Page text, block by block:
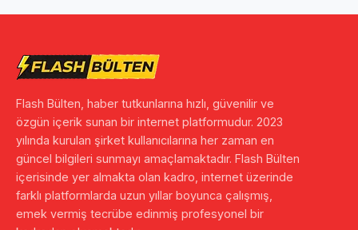
Flash Bülten, haber tutkunlarına hızlı, güvenilir ve
özgün içerik sunan bir internet platformudur. 2023
yılında kurulan şirket kullanıcılarına her zaman en
güncel bilgileri sunmayı amaçlamaktadır. Flash Bülten
içerisinde yer almakta olan kadro, internet üzerinde
farklı platformlarda uzun yıllar boyunca çalışmış,
emek vermiş tecrübe edinmiş profesyonel bir